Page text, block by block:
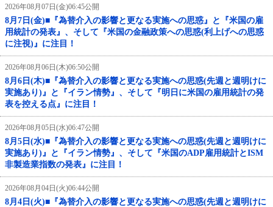
2026年08月07日(金)06:45公開
8月7日(金)■『為替介入の影響と更なる実施への思惑』と『米国の雇
用統計の発表』、そして『米国の金融政策への思惑(利上げへの思惑
に注視)』に注目！
2026年08月06日(木)06:50公開
8月6日(木)■『為替介入の影響と更なる実施への思惑(先週と週明けに
実施あり)』と『イラン情勢』、そして『明日に米国の雇用統計の発
表を控える点』に注目！
2026年08月05日(水)06:47公開
8月5日(水)■『為替介入の影響と更なる実施への思惑(先週と週明けに
実施あり)』と『イラン情勢』、そして『米国のADP雇用統計とISM
非製造業指数の発表』に注目！
2026年08月04日(火)06:44公開
8月4日(火)■『為替介入の影響と更なる実施への思惑(先週と週明けに